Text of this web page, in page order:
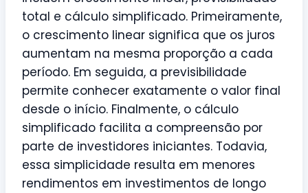
total e cálculo simplificado. Primeiramente,
o crescimento linear significa que os juros
aumentam na mesma proporção a cada
período. Em seguida, a previsibilidade
permite conhecer exatamente o valor final
desde o início. Finalmente, o cálculo
simplificado facilita a compreensão por
parte de investidores iniciantes. Todavia,
essa simplicidade resulta em menores
rendimentos em investimentos de longo